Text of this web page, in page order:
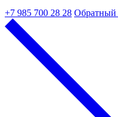
+7 985 700 28 28 Обратный